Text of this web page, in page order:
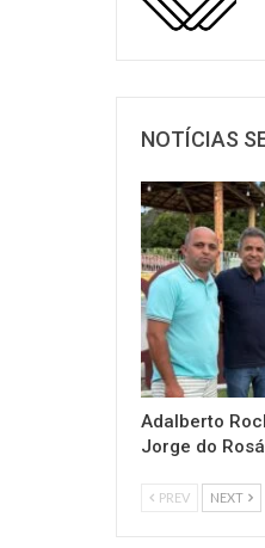
NOTÍCIAS
Adalberto
Jorge do
PREV NEXT